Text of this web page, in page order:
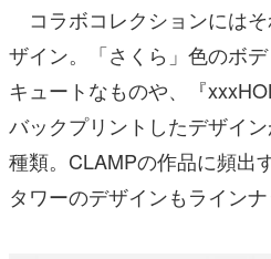
コラボコレクションには
ザイン。「さくら」色のボ
キュートなものや、『
バックプリントしたデザイ
種類。CLAMPの作品に頻出
タワーのデザインもラインナ